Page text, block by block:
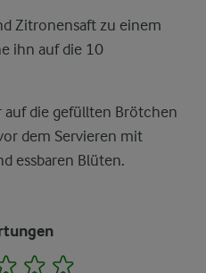
Zitronensaft zu einem
ihn auf die 10
auf die gefüllten Brötchen
dem Servieren mit
essbaren Blüten.
3 4